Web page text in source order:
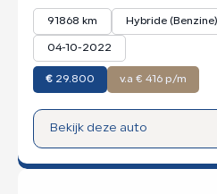
91868 km Hybride (Benzine)
04-10-2022
€ 29.800 v.a € 416 p/m
Bekijk deze auto